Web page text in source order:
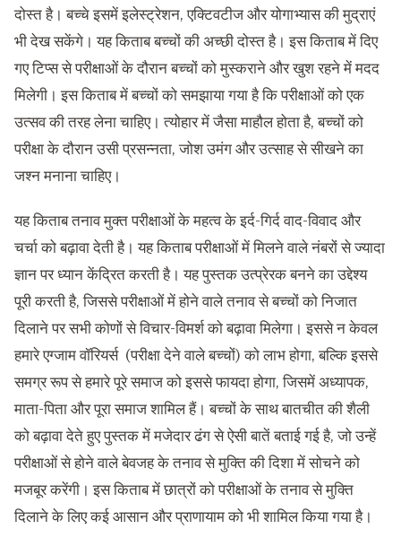
दोस्त है। बच्चे इसमें इलेस्ट्रेशन, एक्टिवटीज और योगाभ्यास की मुद्राएं
भी देख सकेंगे। यह किताब बच्चों की अच्छी दोस्त है। इस किताब में दिए
गए टिप्स से परीक्षाओं के दौरान बच्चों को मुस्कराने और खुश रहने में मदद
मिलेगी। इस किताब में बच्चों को समझाया गया है कि परीक्षाओं को एक
उत्सव की तरह लेना चाहिए। त्योहार में जैसा माहौल होता है, बच्चों को
परीक्षा के दौरान उसी प्रसन्नता, जोश उमंग और उत्साह से सीखने का
जश्न मनाना चाहिए।
यह किताब तनाव मुक्त परीक्षाओं के महत्व के इर्द-गिर्द वाद-विवाद और
चर्चा को बढ़ावा देती है। यह किताब परीक्षाओं में मिलने वाले नंबरों से ज्यादा
ज्ञान पर ध्यान केंद्रित करती है। यह पुस्तक उत्प्रेरक बनने का उद्देश्य
पूरी करती है, जिससे परीक्षाओं में होने वाले तनाव से बच्चों को निजात
दिलाने पर सभी कोणों से विचार-विमर्श को बढ़ावा मिलेगा। इससे न केवल
हमारे एग्जाम वॉरियर्स (परीक्षा देने वाले बच्चों) को लाभ होगा, बल्कि इससे
समग्र रूप से हमारे पूरे समाज को इससे फायदा होगा, जिसमें अध्यापक,
माता-पिता और पूरा समाज शामिल हैं। बच्चों के साथ बातचीत की शैली
को बढ़ावा देते हुए पुस्तक में मजेदार ढंग से ऐसी बातें बताई गई है, जो उन्हें
परीक्षाओं से होने वाले बेवजह के तनाव से मुक्ति की दिशा में सोचने को
मजबूर करेंगी। इस किताब में छात्रों को परीक्षाओं के तनाव से मुक्ति
दिलाने के लिए कई आसान और प्राणायाम को भी शामिल किया गया है।